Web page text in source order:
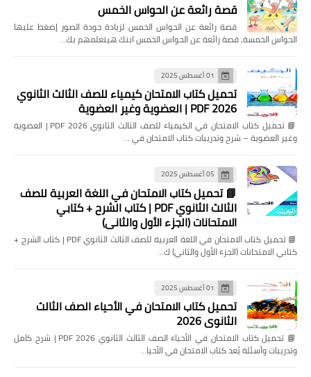
قصة رائعة عن الحواس الخمس
قصة رائعة عن الحواس الخمس لزيادة جودة الصور إضغط عليها
الحواس الخمسة, قصة رائعة عن الحواس الخمس ابنك هيتعلمهم بك…
01 أغسطس 2025
تحميل كتاب الامتحان كيمياء للصف الثالث الثانوي
2026 PDF | العضوية وغير العضوية
📘 تحميل كتاب الامتحان في الكيمياء للصف الثالث الثانوي 2026 PDF | العضوية
وغير العضوية – شرح وتدريبات كتاب الامتحان في …
05 أغسطس 2025
📘 تحميل كتاب الامتحان في اللغة العربية للصف
الثالث الثانوي PDF | كتاب الشرح + كتابي
الامتحانات (الجزء الأول والثاني)
📘 تحميل كتاب الامتحان في اللغة العربية للصف الثالث الثانوي PDF | كتاب الشرح +
كتابي الامتحانات (الجزء الأول والثاني) ك…
01 أغسطس 2025
تحميل كتاب الامتحان في الأحياء الصف الثالث
الثانوي 2026
📘 تحميل كتاب الامتحان في الأحياء الصف الثالث الثانوي 2026 PDF | شرح كامل
وتدريبات وأسئلة يُعد كتاب الامتحان في الأحيا…